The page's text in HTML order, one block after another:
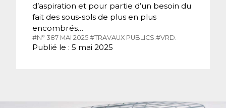
d’aspiration et pour partie d’un besoin du
fait des sous-sols de plus en plus
encombrés…
#N° 387 MAI 2025. #TRAVAUX PUBLICS. #VRD.
Publié le : 5 mai 2025